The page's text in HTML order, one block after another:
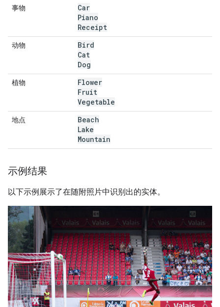
事物
Car
Piano
Receipt
动物
Bird
Cat
Dog
植物
Flower
Fruit
Vegetable
地点
Beach
Lake
Mountain
示例结果
以下示例展示了在随附照片中识别出的实体。